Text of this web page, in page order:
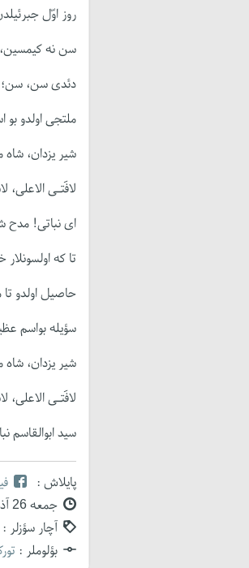
روز اوّل
سن نه کیمسین،
دئدی سن، سن؛
ملتجی اولدو بو
شیر یزدان، شاه
لافَتـی الاعلی،
ای نباتی! مدح
تا که
حاصیل اولدو تا
سؤیله بواسم
شیر یزدان، شاه
لافَتـی الاعلی،
سید ابوالقاسم
پایلاش :
جمعه 26 آذر 1395
آچار سؤزلر :
بؤلوملر :